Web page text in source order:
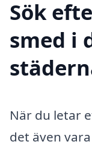
Sök
smed i
När du letar
det även